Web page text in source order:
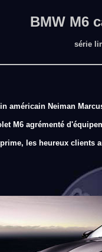
BMW M6
série
américain Neiman
M6 agrémenté
les heureux clients